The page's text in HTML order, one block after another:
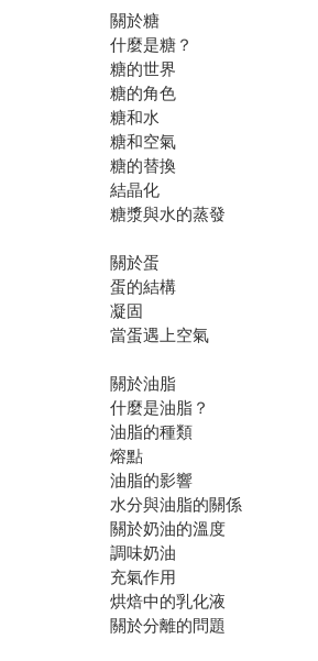
關於糖
什麼是糖？
糖的世界
糖的角色
糖和水
糖和空氣
糖的替換
結晶化
糖漿與水的蒸發
關於蛋
蛋的結構
凝固
當蛋遇上空氣
關於油脂
什麼是油脂？
油脂的種類
熔點
油脂的影響
水分與油脂的關係
關於奶油的溫度
調味奶油
充氣作用
烘焙中的乳化液
關於分離的問題